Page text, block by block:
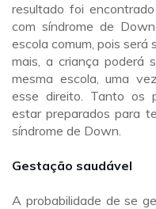
resultado foi
com síndrome de
escola comum, pois será
mais, a criança poderá
mesma escola, uma
esse direito. Tanto os
estar preparados para
síndrome de Down.
Gestação saudável
A probabilidade de se